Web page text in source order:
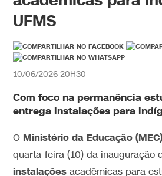
UFMS
10/06/2026 20H30
Com foco na permanência
entrega instalações para
O Ministério da Educação (MEC)
quarta-feira (10) da inauguração
instalações acadêmicas para